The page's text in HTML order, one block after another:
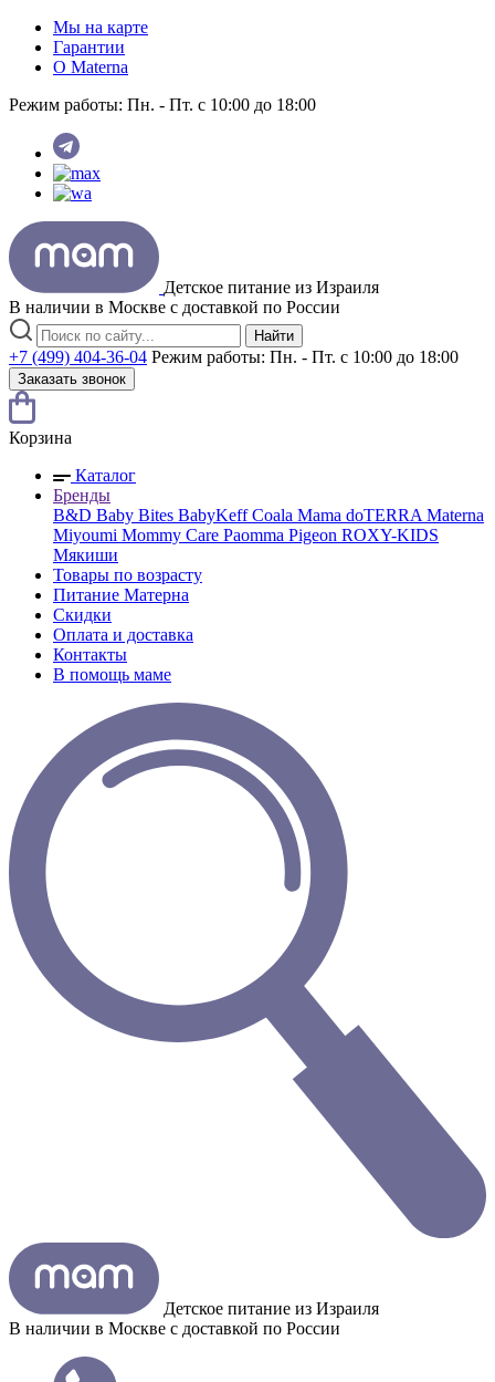
Мы на карте
Гарантии
O Materna
Режим работы: Пн. - Пт. с 10:00 до 18:00
Детское питание из Израиля
В наличии в Москве с доставкой по России
Найти
+7 (499) 404-36-04 Режим работы: Пн. - Пт. с 10:00 до 18:00
Заказать звонок
Корзина
Каталог
Бренды
B&D Baby Bites BabyKeffCoala Mama doTERRA Materna
Miyoumi Mommy Care Paomma Pigeon ROXY-KIDS
Мякиши
Товары по возрасту
Питание Матерна
Скидки
Оплата и доставка
Контакты
В помощь маме
Детское питание из Израиля
В наличии в Москве с доставкой по России